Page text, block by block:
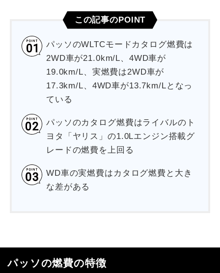
この記事のPOINT
パッソのWLTCモードカタログ燃費は
2WD車が21.0km/L、4WD車が
19.0km/L、実燃費は2WD車が
17.3km/L、4WD車が13.7km/Lとなっ
ている
パッソのカタログ燃費はライバルのト
ヨタ「ヤリス」の1.0Lエンジン搭載グ
レードの燃費を上回る
WD車の実燃費はカタログ燃費と大き
な差がある
パッソの燃費の特徴